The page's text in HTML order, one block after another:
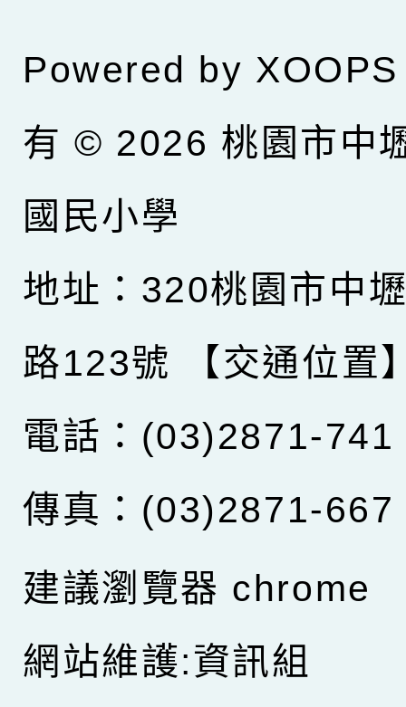
Powered by XOOPS
有 © 2026 桃園市中
國民小學
地址：320桃園市中
路123號
【交通位置
電話：(03)2871-741
傳真：(03)2871-667
建議瀏覽器 chrome
網站維護:資訊組